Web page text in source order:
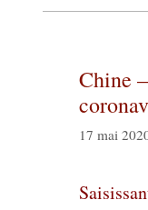
Chine
17 mai